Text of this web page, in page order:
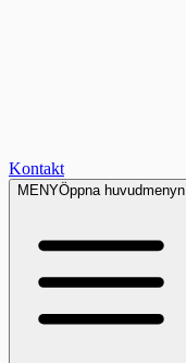
Kontakt
MENYÖppna huvudmenyn